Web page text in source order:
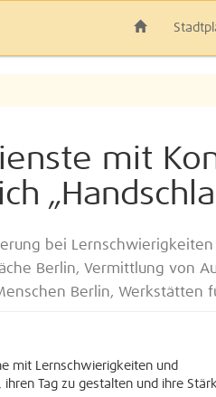
mit
bei
Berlin, Vermittlung von
Berlin, Werkstätten
mit Lernschwierigkeiten und
Tag zu gestalten und ihre